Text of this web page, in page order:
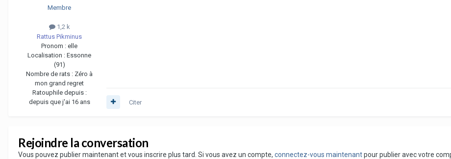
Membre
1,2 k
Rattus Pikminus
Pronom : elle
Localisation : Essonne
(91)
Nombre de rats : Zéro à
mon grand regret
Ratouphile depuis :
depuis que j'ai 16 ans
Citer
Rejoindre la conversation
Vous pouvez publier maintenant et vous inscrire plus tard. Si vous avez un compte, connectez-vous maintenantpour publier avec votre